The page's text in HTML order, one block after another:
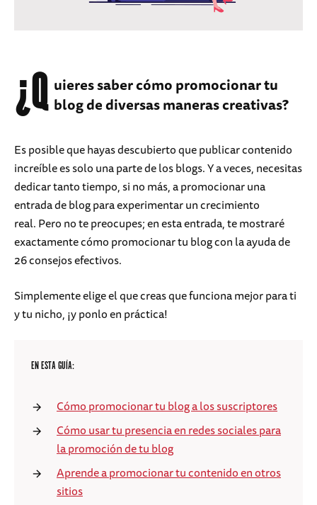
¿Q uieres saber cómo promocionar tu
blog de diversas maneras creativas?
Es posible que hayas descubierto que publicar contenido
increíble es solo una parte de los blogs. Y a veces, necesitas
dedicar tanto tiempo, si no más, a promocionar una
entrada de blog para experimentar un crecimiento
real. Pero no te preocupes; en esta entrada, te mostraré
exactamente cómo promocionar tu blog con la ayuda de
26 consejos efectivos.
Simplemente elige el que creas que funciona mejor para ti
y tu nicho, ¡y ponlo en práctica!
EN ESTA GUÍA:
Cómo promocionar tu blog a los suscriptores
Cómo usar tu presencia en redes sociales para
la promoción de tu blog
Aprende a promocionar tu contenido en otros
sitios